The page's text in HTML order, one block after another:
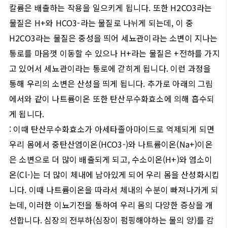
칼륨은 배출하는 작용을 일으키게 됩니다. 또한 H2CO3라는
물질은 H+와 HCO3-라는 물질로 나뉘게 되는데, 이 중
H2CO3라는 물질은 중성을 띄어 세뇨관이라는 소변이 지나는
통로를 마음껏 이동할 수 있으나 H+라는 물질은 +전하를 가지
고 있어서 세뇨관이라는 통로에 갇히게 됩니다. 이런 과정을
통해 우리의 소변은 산성을 띄게 됩니다. 추가로 아래의 그림
에서와 같이 나트륨이온 또한 탄산무수화효소에 의해 흡수되
게 됩니다.
: 이때 탄산무수화효소가 아세타졸아마이드로 억제되게 되면
우리 몸에서 중탄산염이온(HCO3-)와 나트륨이온(Na+)이온
은 소변으로 더 많이 배출되게 되고, 수소이온(H+)와 염소이
온(Cl-)는 더 많이 체내에 남아있게 되어 우리 몸을 산성화시킵
니다. 이때 나트륨이온을 따라서 체내의 수분이 빠져나가게 되
는데, 이러한 이뇨기전을 통하여 우리 몸의 다양한 증상을 개
선합니다.심장의 전부하(심장이 펌핑해야하는 물의 양)를 감